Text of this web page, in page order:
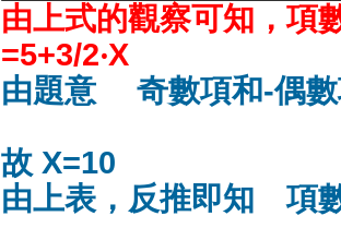
由上式的觀察可知，項
=5+3/2‧X
由題意 奇數項和-偶數
故 X=10
由上表，反推即知 項